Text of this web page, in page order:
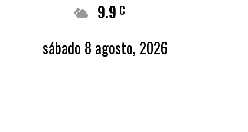
9.9 C
sábado 8 agosto, 2026